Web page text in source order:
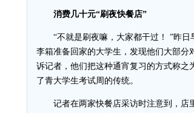
消费几十元“刷夜快餐店”
“不就是刷夜嘛，大家都干过！ ”昨日
李箱准备回家的大学生，发现他们大部
诉记者，他们把这种通宵复习的方式称之
了青大学生考试周的传统。
记者在两家快餐店采访时注意到，店里